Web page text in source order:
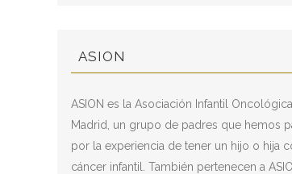
ASION
ASION es la Asociación Infantil
Madrid, un grupo de padres que hemos
por la experiencia de tener un hijo o hija
cáncer infantil. También pertenecen a